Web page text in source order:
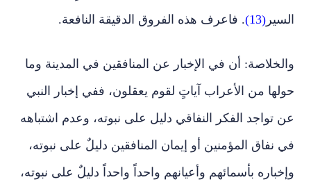
السير (13) . فاعرف هذه الفروق الدقيقة النافعة.
والخلاصة: أن في الإخبار عن المنافقين في المدينة وما
حولها من الأعراب آياتٍ لقوم يعقلون، ففي إخبار النبي
عن تواجد الفكر النفاقي دليل على نبوته، وعدم اشتباهه
في نفاق المؤمنين أو إيمان المنافقين دليلٌ على نبوته،
وإخباره بأسمائهم وأعيانهم واحداً واحداً دليلٌ على نبوته،